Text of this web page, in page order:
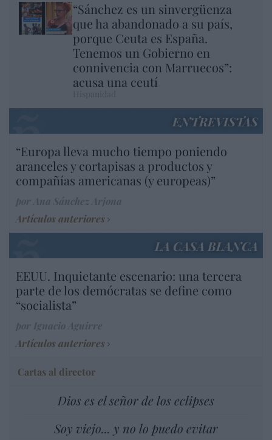
“Sánchez es un sinvergüenza
que ha abandonado a su país,
porque Ceuta es España.
Tenemos un Gobierno en
connivencia con Marruecos”:
acusa una ceutí
ENTREVISTAS
“Europa lleva mucho tiempo poniendo
aranceles y cortapisas a productos y
compañías americanas (y europeas)”
Artículos anteriores
LA CASA BLANCA
EEUU. Inquietante escenario: una tercera
parte de los demócratas se define como
“socialista”
Artículos anteriores
Cartas al director
Dios es el señor de los eclipses
Soy viejo... y no lo puedo evitar